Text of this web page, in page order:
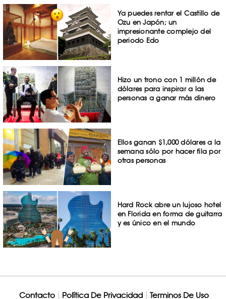
Ya puedes rentar el Castillo de
Ozu en Japón; un
impresionante complejo del
periodo Edo
Hizo un trono con 1 millón de
dólares para inspirar a las
personas a ganar más dinero
Ellos ganan $1,000 dólares a la
semana sólo por hacer fila por
otras personas
Hard Rock abre un lujoso hotel
en Florida en forma de guitarra
y es único en el mundo
Contacto Política De Privacidad Terminos De Uso